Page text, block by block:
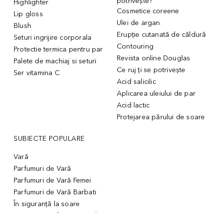
Highlighter
Lip gloss
Blush
Seturi ingrijire corporala
Protectie termica pentru par
Palete de machiaj si seturi
Ser vitamina C
Cosmetice coreene
Ulei de argan
Erupție cutanată de căldură
Contouring
Revista online Douglas
Ce ruj ți se potrivește
Acid salicilic
Aplicarea uleiului de par
Acid lactic
Protejarea părului de soare
SUBIECTE POPULARE
Vară
Parfumuri de Vară
Parfumuri de Vară Femei
Parfumuri de Vară Barbati
În siguranță la soare